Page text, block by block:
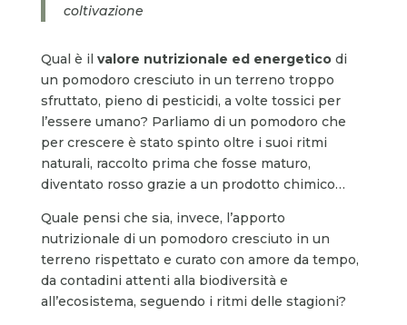
coltivazione
Qual è il valore nutrizionale ed energetico di
un pomodoro cresciuto in un terreno troppo
sfruttato, pieno di pesticidi, a volte tossici per
l’essere umano? Parliamo di un pomodoro che
per crescere è stato spinto oltre i suoi ritmi
naturali, raccolto prima che fosse maturo,
diventato rosso grazie a un prodotto chimico…
Quale pensi che sia, invece, l’apporto
nutrizionale di un pomodoro cresciuto in un
terreno rispettato e curato con amore da tempo,
da contadini attenti alla biodiversità e
all’ecosistema, seguendo i ritmi delle stagioni?